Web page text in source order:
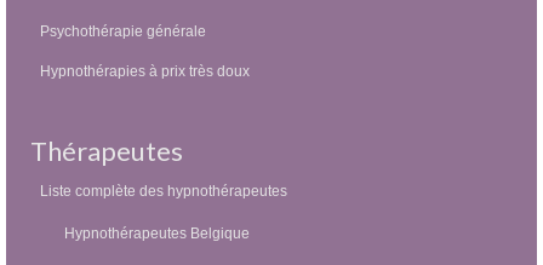
Psychothérapie générale
Hypnothérapies à prix très doux
Thérapeutes
Liste complète des hypnothérapeutes
Hypnothérapeutes Belgique